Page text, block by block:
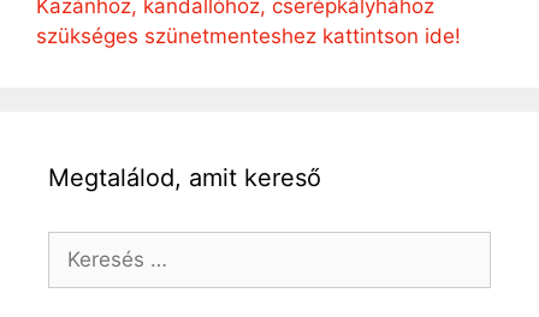
Kazánhoz, kandallóhoz, cserépkályhához
szükséges szünetmenteshez kattintson ide!
Megtalálod, amit kereső
Keresés: